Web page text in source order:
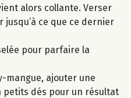
alors collante. Verser
ce que ce dernier
pour parfaire la
mangue, ajouter une
petits dés pour un résultat